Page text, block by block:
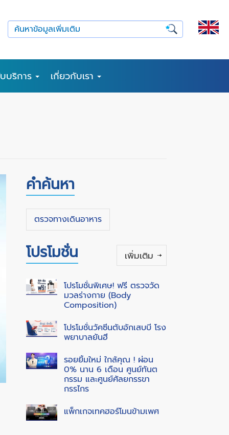
บริการ เกี่ยวกับเรา
คำค้นหา
ตรวจทางเดินอาหาร
โปรโมชั่น เพิ่มเติม
โปรโมชั่นพิเศษ! ฟรี ตรวจวัด
มวลร่างกาย (Body
Composition)
โปรโมชั่นวัคซีนตับอักเสบบี โรง
พยาบาลยันฮี
รอยยิ้มใหม่ ใกล้คุณ ! ผ่อน
0% นาน 6 เดือน ศูนย์ทันต
กรรม และศูนย์ศัลยกรรขา
กรรไกร
แพ็กเกจเทคฮอร์โมนข้ามเพศ